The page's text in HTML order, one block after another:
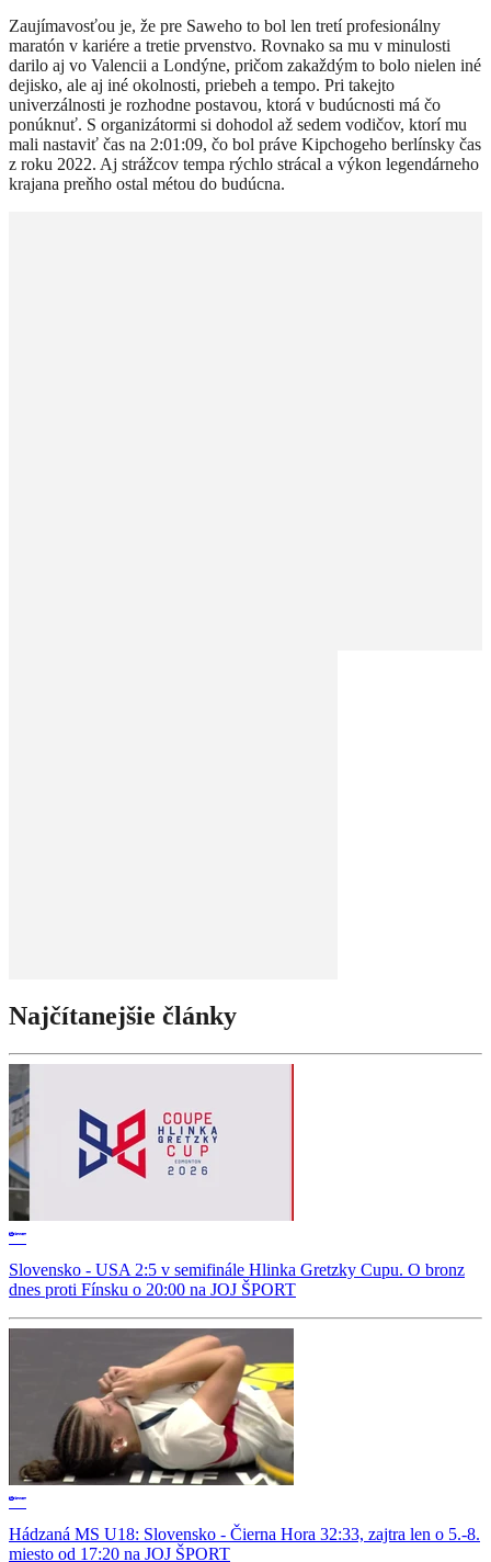
Zaujímavosťou je, že pre Saweho to bol len tretí profesionálny
maratón v kariére a tretie prvenstvo. Rovnako sa mu v minulosti
darilo aj vo Valencii a Londýne, pričom zakaždým to bolo nielen iné
dejisko, ale aj iné okolnosti, priebeh a tempo. Pri takejto
univerzálnosti je rozhodne postavou, ktorá v budúcnosti má čo
ponúknuť. S organizátormi si dohodol až sedem vodičov, ktorí mu
mali nastaviť čas na 2:01:09, čo bol práve Kipchogeho berlínsky čas
z roku 2022. Aj strážcov tempa rýchlo strácal a výkon legendárneho
krajana preňho ostal métou do budúcna.
Najčítanejšie články
Slovensko - USA 2:5 v semifinále Hlinka Gretzky Cupu. O bronz
dnes proti Fínsku o 20:00 na JOJ ŠPORT
Hádzaná MS U18: Slovensko - Čierna Hora 32:33, zajtra len o 5.-8.
miesto od 17:20 na JOJ ŠPORT